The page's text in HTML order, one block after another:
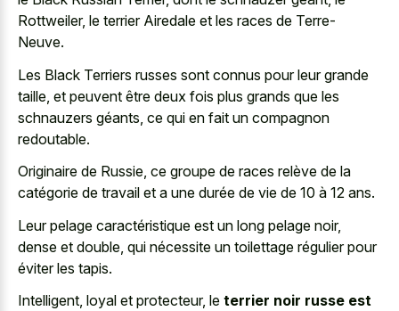
Rottweiler, le terrier Airedale et les races de Terre-
Neuve.
Les Black Terriers russes sont connus pour leur grande
taille, et peuvent être deux fois plus grands que les
schnauzers géants, ce qui en fait un compagnon
redoutable.
Originaire de Russie, ce groupe de races relève de la
catégorie de travail et a une durée de vie de 10 à 12 ans.
Leur pelage caractéristique est un long pelage noir,
dense et double, qui nécessite un toilettage régulier pour
éviter les tapis.
Intelligent, loyal et protecteur, le terrier noir russe est